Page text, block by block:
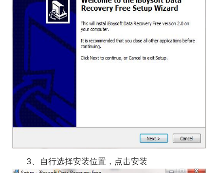
3、自行选择安装位置，点击安装